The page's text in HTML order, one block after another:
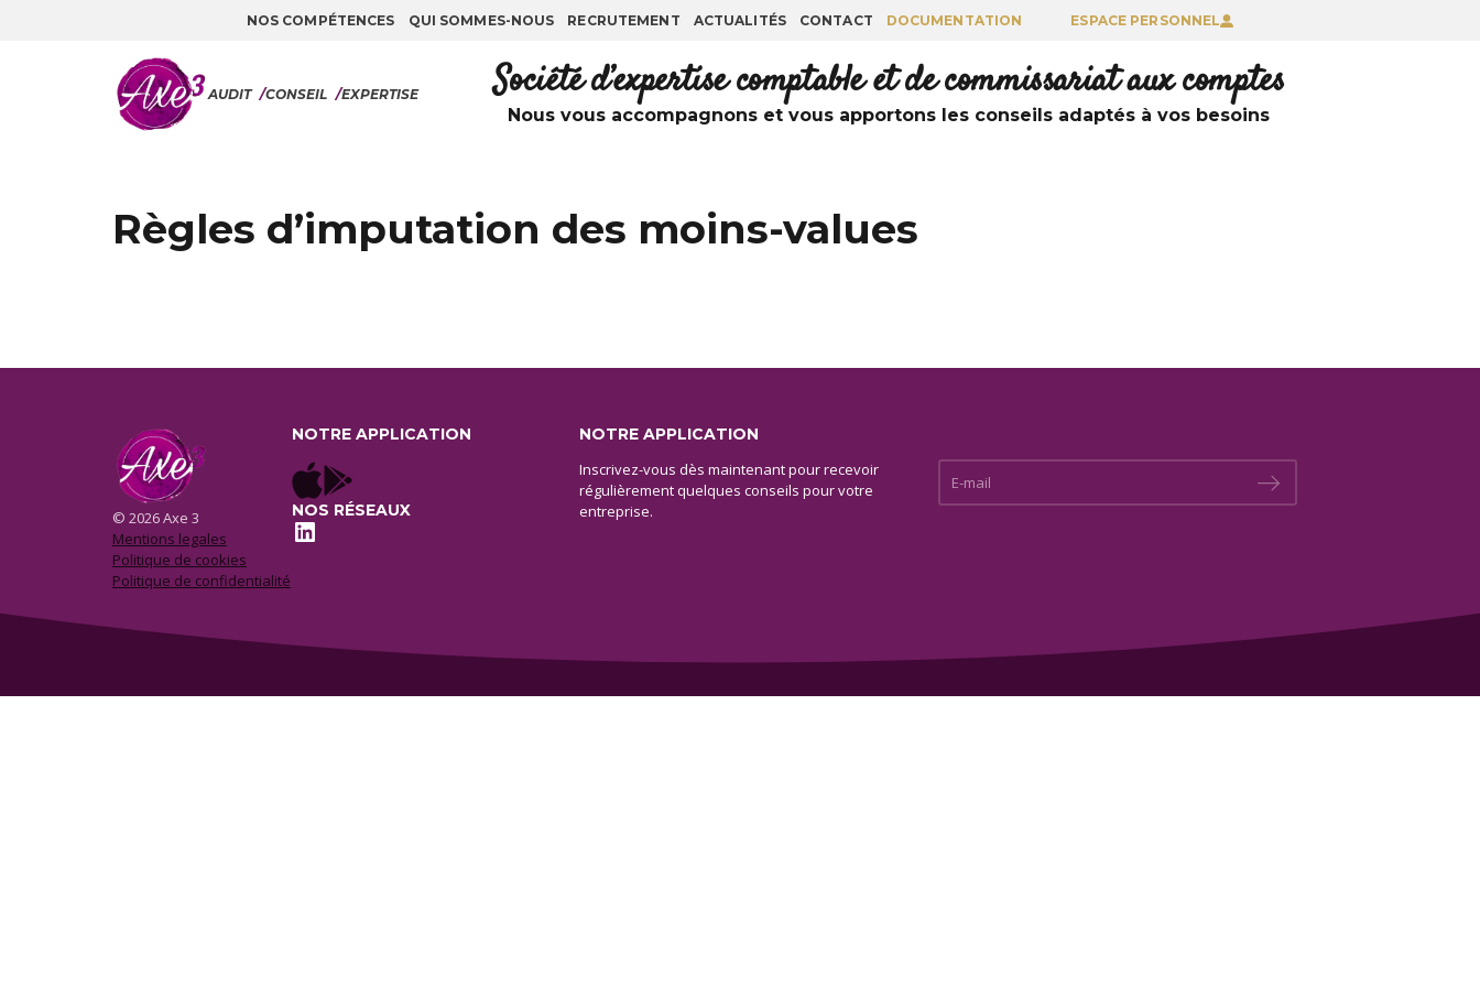
NOS COMPÉTENCES QUI SOMMES-NOUS RECRUTEMENT ACTUALITÉS CONTACT DOCUMENTATION ESPACE PERSONNEL
AUDIT /CONSEIL /EXPERTISE Société d’expertise comptable et de commissariat aux comptes
Nous vous accompagnons et vous apportons les conseils adaptés à vos besoins
Règles d’imputation des moins-values
© 2026 Axe 3
Mentions legales
Politique de cookies
Politique de confidentialité
NOTRE APPLICATION
NOS RÉSEAUX
LinkedIn
NOTRE APPLICATION
Inscrivez-vous dès maintenant pour recevoir
régulièrement quelques conseils pour votre
entreprise.